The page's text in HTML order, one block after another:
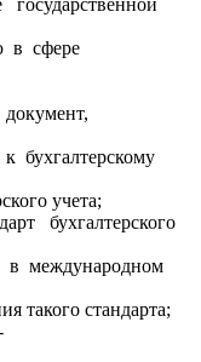
государственной
в сфере
бухгалтерскому
учета;
бухгалтерского
в международном
такого стандарта;